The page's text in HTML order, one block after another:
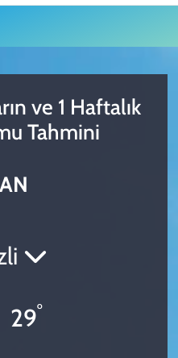
ve 1 Haftalık
Tahmini
29°